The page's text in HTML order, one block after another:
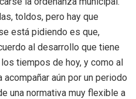
toldos, pero hay que
está pidiendo es que,
al desarrollo que tiene
tiempos de hoy, y como al
aún por un periodo
una normativa muy flexible a